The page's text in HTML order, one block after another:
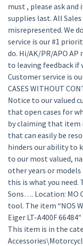
must , please ask
supplies last. All
misrepresented. We
service is our #1
do. Hi/AK/PR/APO
to leaving feedback if
Customer service is
CASES WITHOUT
Notice to our valued
that open cases for
by claiming that item
that can easily be
hinders our ability to
to our most valued,
other years or
this is what you need.
Sons…. Location: MO
tool. The item “NOS
Eiger LT-A400F
This item is in the